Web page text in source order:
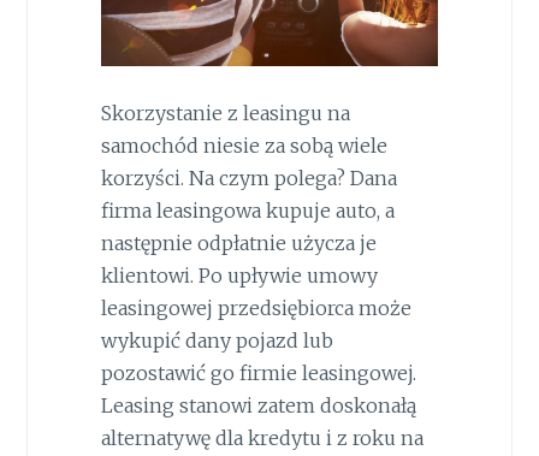
Skorzystanie z leasingu na
samochód niesie za sobą wiele
korzyści. Na czym polega? Dana
firma leasingowa kupuje auto, a
następnie odpłatnie użycza je
klientowi. Po upływie umowy
leasingowej przedsiębiorca może
wykupić dany pojazd lub
pozostawić go firmie leasingowej.
Leasing stanowi zatem doskonałą
alternatywę dla kredytu i z roku na